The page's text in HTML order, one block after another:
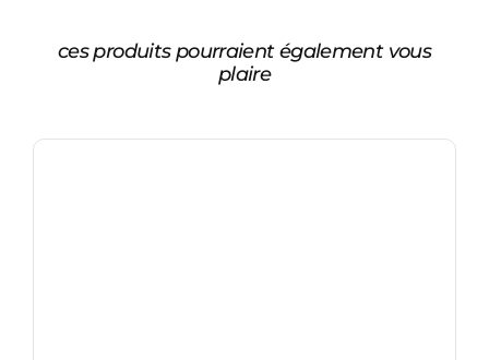
ces produits pourraient également vous
plaire